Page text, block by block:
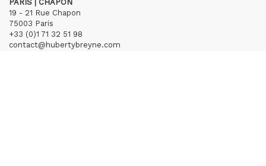
PARIS | CHAPON
19 - 21 Rue Chapon
75003 Paris
+33 (0)1 71 32 51 98
contact@hubertybreyne.com